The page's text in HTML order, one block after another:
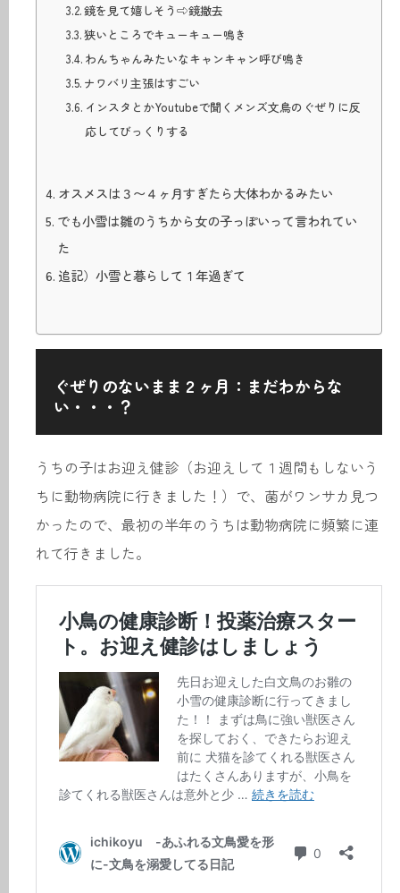
鏡を見て嬉しそう⇨鏡撤去
狭いところでキューキュー鳴き
わんちゃんみたいなキャンキャン呼び鳴き
ナワバリ主張はすごい
インスタとかYoutubeで聞くメンズ文鳥のぐぜりに反
応してびっくりする
オスメスは３〜４ヶ月すぎたら大体わかるみたい
でも小雪は雛のうちから女の子っぽいって言われてい
た
追記）小雪と暮らして１年過ぎて
ぐぜりのないまま２ヶ月：まだわからな
い・・・？
うちの子はお迎え健診（お迎えして１週間もしないう
ちに動物病院に行きました！）で、菌がワンサカ見つ
かったので、最初の半年のうちは動物病院に頻繁に連
れて行きました。